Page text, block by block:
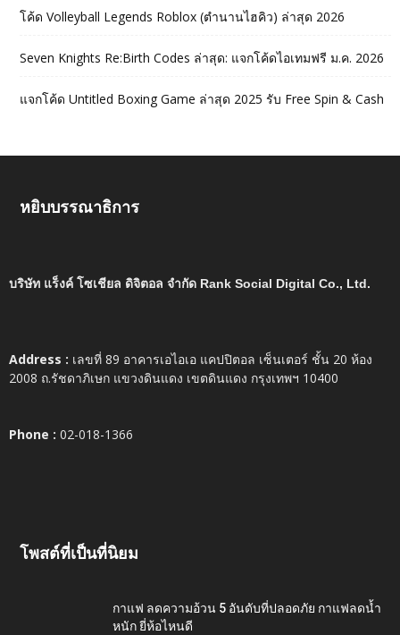
โค้ด Volleyball Legends Roblox (ตำนานไฮคิว) ล่าสุด 2026
Seven Knights Re:Birth Codes ล่าสุด: แจกโค้ดไอเทมฟรี ม.ค. 2026
แจกโค้ด Untitled Boxing Game ล่าสุด 2025 รับ Free Spin & Cash
หยิบบรรณาธิการ
บริษัท แร็งค์ โซเชียล ดิจิตอล จำกัด Rank Social Digital Co., Ltd.
Address : เลขที่ 89 อาคารเอไอเอ แคปปิตอล เซ็นเตอร์ ชั้น 20 ห้อง
2008 ถ.รัชดาภิเษก แขวงดินแดง เขตดินแดง กรุงเทพฯ 10400
Phone : 02-018-1366
โพสต์ที่เป็นที่นิยม
กาแฟ ลดความอ้วน 5 อันดับที่ปลอดภัย กาแฟลดน้ำ
หนัก ยี่ห้อไหนดี